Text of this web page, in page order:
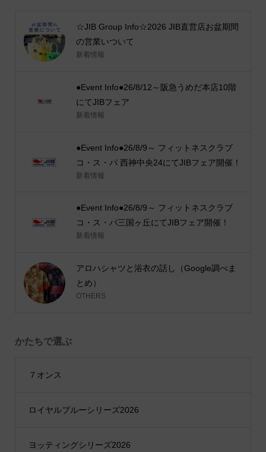
☆JIB Group Info☆2026 JIB直営店お盆期間
の営業いついて
新着情報
●Event Info●26/8/12～阪急うめだ本店10階
にてJIBフェア
新着情報
●Event Info●26/8/9～ フィットネスクラブ
コ・ス・パ 西神中央24にてJIBフェア開催！
新着情報
●Event Info●26/8/9～ フィットネスクラブ
コ・ス・パ三国ヶ丘にてJIBフェア開催！
新着情報
アロハシャツと浴衣の話し（Google調べま
とめ）
OTHERS
かたちで選ぶ
７オンス
ロイヤルブルーシリーズ2026
ヨッティングシリーズ2026